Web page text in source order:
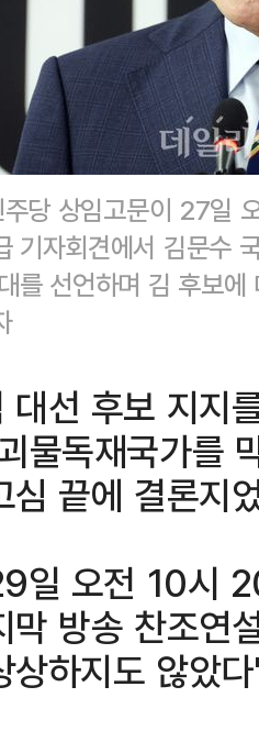
당 상임고문이 27일
기자회견에서 김문수
를 선언하며 김 후보
대선 후보 지지
물독재국가를
심 끝에 결론지
일 오전 10시
막 방송 찬조연
상하지도 않았